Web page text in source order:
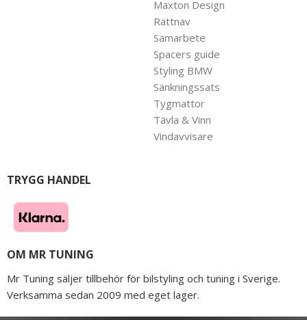
Maxton Design
Rattnav
Samarbete
Spacers guide
Styling BMW
Sänkningssats
Tygmattor
Tävla & Vinn
Vindavvisare
TRYGG HANDEL
OM MR TUNING
Mr Tuning säljer tillbehör för bilstyling och tuning i Sverige.
Verksamma sedan 2009 med eget lager.